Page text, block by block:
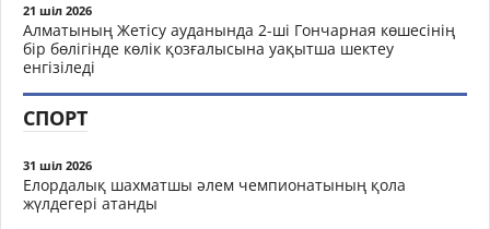
21 шіл 2026
Алматының Жетісу ауданында 2-ші Гончарная көшесінің
бір бөлігінде көлік қозғалысына уақытша шектеу
енгізіледі
СПОРТ
31 шіл 2026
Елордалық шахматшы әлем чемпионатының қола
жүлдегері атанды